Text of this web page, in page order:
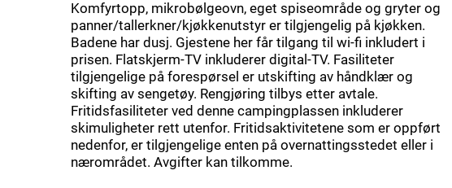
Komfyrtopp, mikrobølgeovn, eget spiseområde og gryter og
panner/tallerkner/kjøkkenutstyr er tilgjengelig på kjøkken.
Badene har dusj. Gjestene her får tilgang til wi-fi inkludert i
prisen. Flatskjerm-TV inkluderer digital-TV. Fasiliteter
tilgjengelige på forespørsel er utskifting av håndklær og
skifting av sengetøy. Rengjøring tilbys etter avtale.
Fritidsfasiliteter ved denne campingplassen inkluderer
skimuligheter rett utenfor. Fritidsaktivitetene som er oppført
nedenfor, er tilgjengelige enten på overnattingsstedet eller i
nærområdet. Avgifter kan tilkomme.